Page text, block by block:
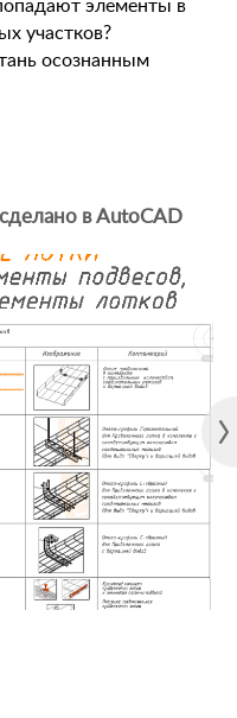
элементы в
участков?
осознанным
в AutoCAD